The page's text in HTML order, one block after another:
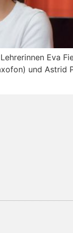
Eva
und Astrid